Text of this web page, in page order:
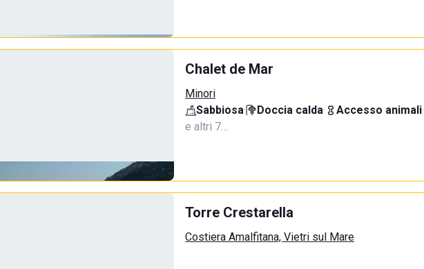
Chalet de Mar
Minori
Sabbiosa· Doccia calda· Accesso animali·
e altri 7…
Torre Crestarella
Costiera Amalfitana, Vietri sul Mare